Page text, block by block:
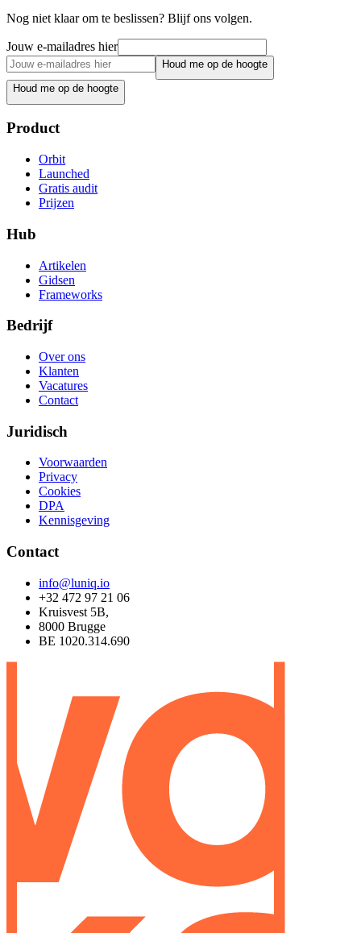
Nog niet klaar om te beslissen? Blijf ons volgen.
Jouw e-mailadres hier
Houd me op de hoogte
Houd me op de hoogte
Product
Orbit
Launched
Gratis audit
Prijzen
Hub
Artikelen
Gidsen
Frameworks
Bedrijf
Over ons
Klanten
Vacatures
Contact
Juridisch
Voorwaarden
Privacy
Cookies
DPA
Kennisgeving
Contact
info@luniq.io
+32 472 97 21 06
Kruisvest 5B,
8000 Brugge
BE 1020.314.690